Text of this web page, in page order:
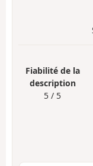
Fiabilité de la
description
5 / 5